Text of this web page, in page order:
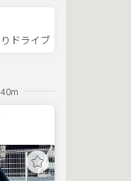
ドライブ